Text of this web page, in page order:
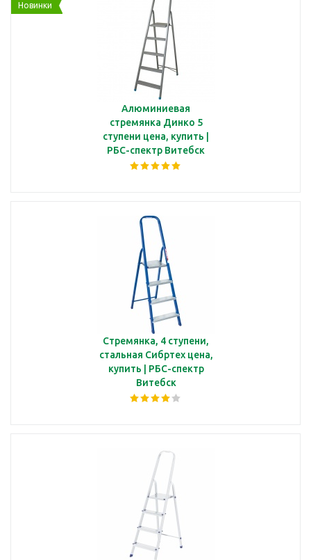
Новинки
Алюминиевая
стремянка Динко 5
ступени цена, купить |
РБС-спектр Витебск
Стремянка, 4 ступени,
стальная Сибртех цена,
купить | РБС-спектр
Витебск